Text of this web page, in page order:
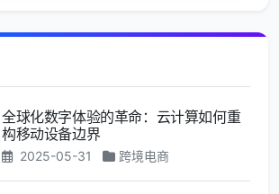
全球化数字体验的革命：云计算如何重
构移动设备边界
2025-05-31 跨境电商